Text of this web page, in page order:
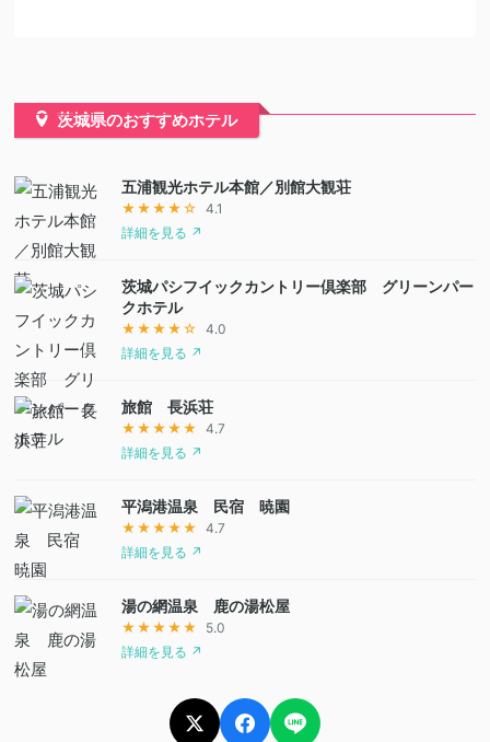
茨城県のおすすめホテル
五浦観光ホテル本館／別館大観荘
★★★★☆
4.1
詳細を見る ↗
茨城パシフイックカントリー倶楽部 グリーンパー
クホテル
★★★★☆
4.0
詳細を見る ↗
旅館 長浜荘
★★★★★
4.7
詳細を見る ↗
平潟港温泉 民宿 暁園
★★★★★
4.7
詳細を見る ↗
湯の網温泉 鹿の湯松屋
★★★★★
5.0
詳細を見る ↗